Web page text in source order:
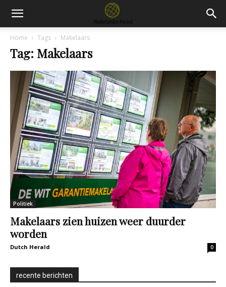
Home Tags Makelaars
Tag: Makelaars
Politiek
Makelaars zien huizen weer duurder
worden
Dutch Herald 0
recente berichten